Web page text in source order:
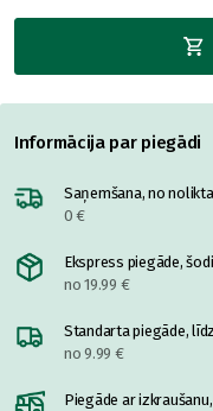
Informācija par piegādi
Saņemšana, no
0 €
Ekspress piegāde,
no 19.99 €
Standarta piegāde,
no 9.99 €
Piegāde ar